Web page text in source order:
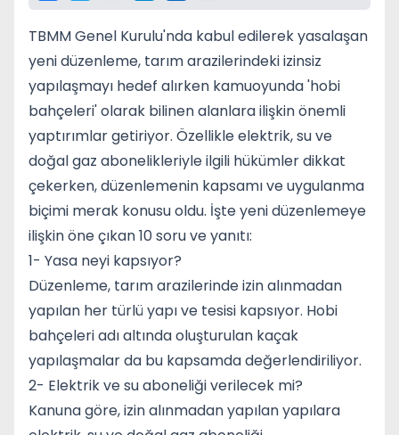
TBMM Genel Kurulu'nda kabul edilerek yasalaşan
yeni düzenleme, tarım arazilerindeki izinsiz
yapılaşmayı hedef alırken kamuoyunda 'hobi
bahçeleri' olarak bilinen alanlara ilişkin önemli
yaptırımlar getiriyor. Özellikle elektrik, su ve
doğal gaz abonelikleriyle ilgili hükümler dikkat
çekerken, düzenlemenin kapsamı ve uygulanma
biçimi merak konusu oldu. İşte yeni düzenlemeye
ilişkin öne çıkan 10 soru ve yanıtı:
1- Yasa neyi kapsıyor?
Düzenleme, tarım arazilerinde izin alınmadan
yapılan her türlü yapı ve tesisi kapsıyor. Hobi
bahçeleri adı altında oluşturulan kaçak
yapılaşmalar da bu kapsamda değerlendiriliyor.
2- Elektrik ve su aboneliği verilecek mi?
Kanuna göre, izin alınmadan yapılan yapılara